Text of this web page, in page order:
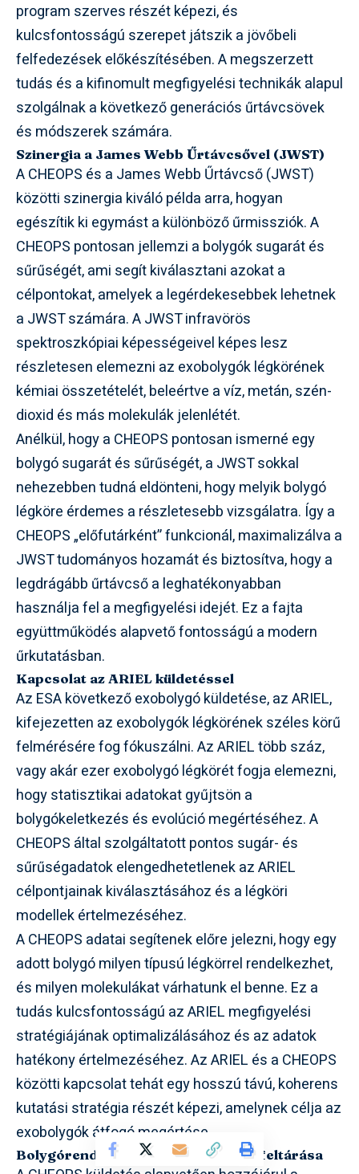
program szerves részét képezi, és
kulcsfontosságú szerepet játszik a jövőbeli
felfedezések előkészítésében. A megszerzett
tudás és a kifinomult megfigyelési technikák alapul
szolgálnak a következő generációs űrtávcsövek
és módszerek számára.
Szinergia a James Webb Űrtávcsővel (JWST)
A CHEOPS és a James Webb Űrtávcső (JWST)
közötti szinergia kiváló példa arra, hogyan
egészítik ki egymást a különböző űrmissziók. A
CHEOPS pontosan jellemzi a bolygók sugarát és
sűrűségét, ami segít kiválasztani azokat a
célpontokat, amelyek a legérdekesebbek lehetnek
a JWST számára. A JWST infravörös
spektroszkópiai képességeivel képes lesz
részletesen elemezni az exobolygók légkörének
kémiai összetételét, beleértve a víz, metán, szén-
dioxid és más molekulák jelenlétét.
Anélkül, hogy a CHEOPS pontosan ismerné egy
bolygó sugarát és sűrűségét, a JWST sokkal
nehezebben tudná eldönteni, hogy melyik bolygó
légköre érdemes a részletesebb vizsgálatra. Így a
CHEOPS „előfutárként” funkcionál, maximalizálva a
JWST tudományos hozamát és biztosítva, hogy a
legdrágább űrtávcső a leghatékonyabban
használja fel a megfigyelési idejét. Ez a fajta
együttműködés alapvető fontosságú a modern
űrkutatásban.
Kapcsolat az ARIEL küldetéssel
Az ESA következő exobolygó küldetése, az ARIEL,
kifejezetten az exobolygók légkörének széles körű
felmérésére fog fókuszálni. Az ARIEL több száz,
vagy akár ezer exobolygó légkörét fogja elemezni,
hogy statisztikai adatokat gyűjtsön a
bolygókeletkezés és evolúció megértéséhez. A
CHEOPS által szolgáltatott pontos sugár- és
sűrűségadatok elengedhetetlenek az ARIEL
célpontjainak kiválasztásához és a légköri
modellek értelmezéséhez.
A CHEOPS adatai segítenek előre jelezni, hogy egy
adott bolygó milyen típusú légkörrel rendelkezhet,
és milyen molekulákat várhatunk el benne. Ez a
tudás kulcsfontosságú az ARIEL megfigyelési
stratégiájának optimalizálásához és az adatok
hatékony értelmezéséhez. Az ARIEL és a CHEOPS
közötti kapcsolat tehát egy hosszú távú, koherens
kutatási stratégia részét képezi, amelynek célja az
exobolygók átfogó megértése.
Bolygórendszerek sokféleségének feltárása